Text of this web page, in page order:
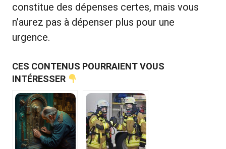
constitue des dépenses certes, mais vous
n’aurez pas à dépenser plus pour une
urgence.
CES CONTENUS POURRAIENT VOUS
INTÉRESSER